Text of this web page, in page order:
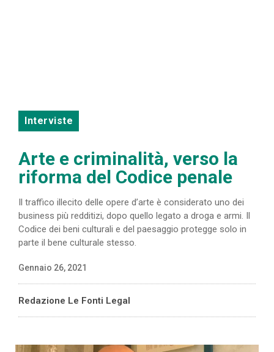
Interviste
Arte e criminalità, verso la
riforma del Codice penale
Il traffico illecito delle opere d’arte è considerato uno dei
business più redditizi, dopo quello legato a droga e armi. Il
Codice dei beni culturali e del paesaggio protegge solo in
parte il bene culturale stesso.
Gennaio 26, 2021
Redazione Le Fonti Legal